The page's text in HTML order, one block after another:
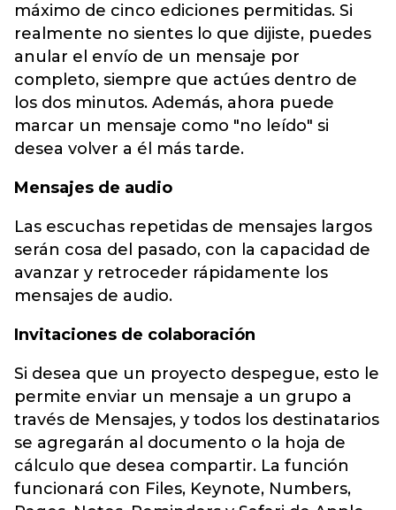
máximo de cinco ediciones permitidas. Si
realmente no sientes lo que dijiste, puedes
anular el envío de un mensaje por
completo, siempre que actúes dentro de
los dos minutos. Además, ahora puede
marcar un mensaje como "no leído" si
desea volver a él más tarde.
Mensajes de audio
Las escuchas repetidas de mensajes largos
serán cosa del pasado, con la capacidad de
avanzar y retroceder rápidamente los
mensajes de audio.
Invitaciones de colaboración
Si desea que un proyecto despegue, esto le
permite enviar un mensaje a un grupo a
través de Mensajes, y todos los destinatarios
se agregarán al documento o la hoja de
cálculo que desea compartir. La función
funcionará con Files, Keynote, Numbers,